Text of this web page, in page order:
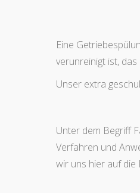
Eine
verunreinigt ist,
Unser extra
Unter dem Begriff
Verfahren und
wir uns hier auf die